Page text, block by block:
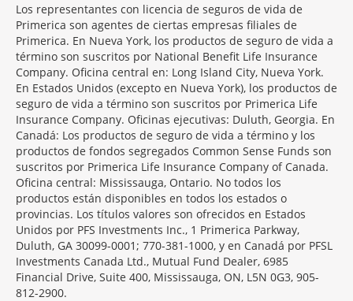
Morgage
Disclosures
Section
Los representantes con licencia de seguros de vida de
Primerica son agentes de ciertas empresas filiales de
Primerica. En Nueva York, los productos de seguro de vida a
término son suscritos por National Benefit Life Insurance
Company. Oficina central en: Long Island City, Nueva York.
En Estados Unidos (excepto en Nueva York), los productos de
seguro de vida a término son suscritos por Primerica Life
Insurance Company. Oficinas ejecutivas: Duluth, Georgia. En
Canadá: Los productos de seguro de vida a término y los
productos de fondos segregados Common Sense Funds son
suscritos por Primerica Life Insurance Company of Canada.
Oficina central: Mississauga, Ontario. No todos los
productos están disponibles en todos los estados o
provincias. Los títulos valores son ofrecidos en Estados
Unidos por PFS Investments Inc., 1 Primerica Parkway,
Duluth, GA 30099-0001; 770-381-1000, y en Canadá por PFSL
Investments Canada Ltd., Mutual Fund Dealer, 6985
Financial Drive, Suite 400, Mississauga, ON, L5N 0G3, 905-
812-2900.